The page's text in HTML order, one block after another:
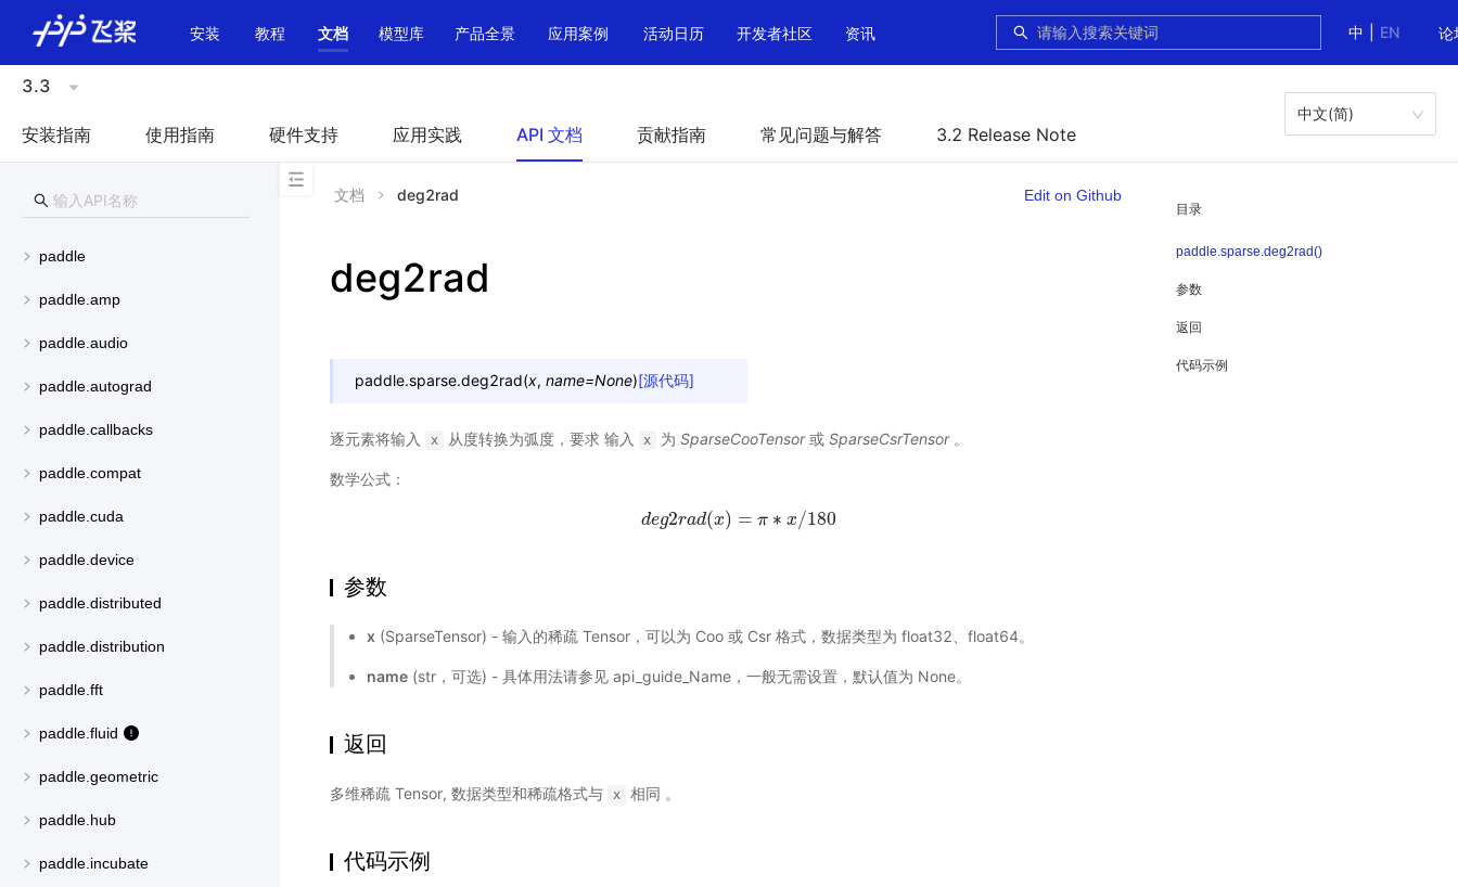
中
EN 论
安装 教程 文档 模型库 产品全景 应用案例 活动日历 开发者社区 资讯
3.3
安装指南 使用指南 硬件支持 应用实践 API 文档 贡献指南 常见问题与解答 3.2 Release Note
中文(简)
paddle
paddle.amp
paddle.audio
paddle.autograd
paddle.callbacks
paddle.compat
paddle.cuda
paddle.device
paddle.distributed
paddle.distribution
paddle.fft
paddle.fluid
paddle.geometric
paddle.hub
paddle.incubate
目录
paddle.sparse.deg2rad()
参数
返回
代码示例
文档 deg2rad Edit on Github
deg2rad
paddle.sparse.deg2rad(x, name=None)[源代码]
逐元素将输入 x 从度转换为弧度，要求 输入 x 为 SparseCooTensor或 SparseCsrTensor。
数学公式：
deg2rad(x) = π ∗ x/180
deg2rad(x )=π∗x /180
参数
x (SparseTensor) - 输入的稀疏 Tensor，可以为 Coo 或 Csr 格式，数据类型为 float32、float64。
name (str，可选) - 具体用法请参见api_guide_Name ，一般无需设置，默认值为 None。
返回
多维稀疏 Tensor, 数据类型和稀疏格式与 x 相同 。
代码示例